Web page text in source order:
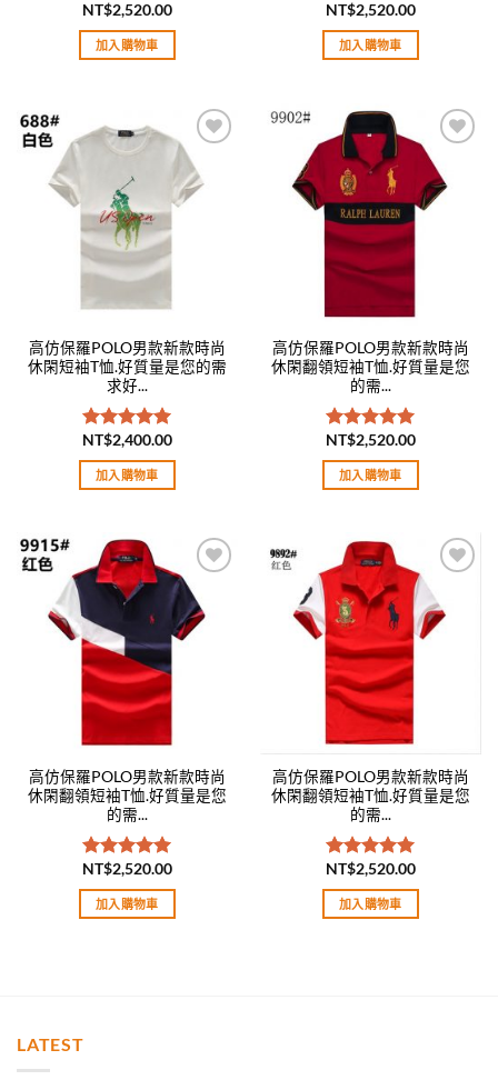
評分5.00
滿分 5
NT$2,520.00
加入購物車
評分5.00
滿分 5
NT$2,520.00
加入購物車
Add to
wishlist
高仿保羅POLO男款新款時尚
休閑短袖T恤.好質量是您的需
求好...
評分5.00
滿分 5
NT$2,400.00
加入購物車
Add to
wishlist
高仿保羅POLO男款新款時尚
休閑翻領短袖T恤.好質量是您
的需...
評分5.00
滿分 5
NT$2,520.00
加入購物車
Add to
wishlist
高仿保羅POLO男款新款時尚
休閑翻領短袖T恤.好質量是您
的需...
評分5.00
滿分 5
NT$2,520.00
加入購物車
Add to
wishlist
高仿保羅POLO男款新款時尚
休閑翻領短袖T恤.好質量是您
的需...
評分5.00
滿分 5
NT$2,520.00
加入購物車
LATEST